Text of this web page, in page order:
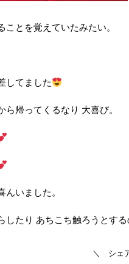
ことを覚えていたみたい。
してました
ら帰ってくるなり 大喜び。
んいました。
したり あちこち触ろうとす
＼ シェ